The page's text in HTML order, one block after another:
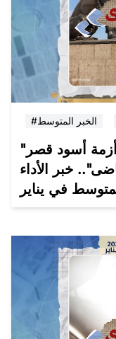
#الخبر المتوسط
"وزير السياحة يكشف تفاصيل أزمة أسود قصر
خبر الأداء
في يناير